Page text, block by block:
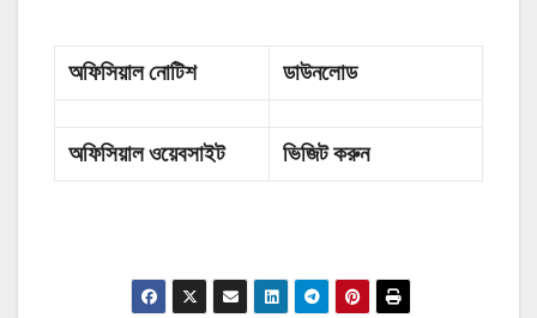
অফিসিয়াল নোটিশ ডাউনলোড
অফিসিয়াল ওয়েবসাইট ভিজিট করুন